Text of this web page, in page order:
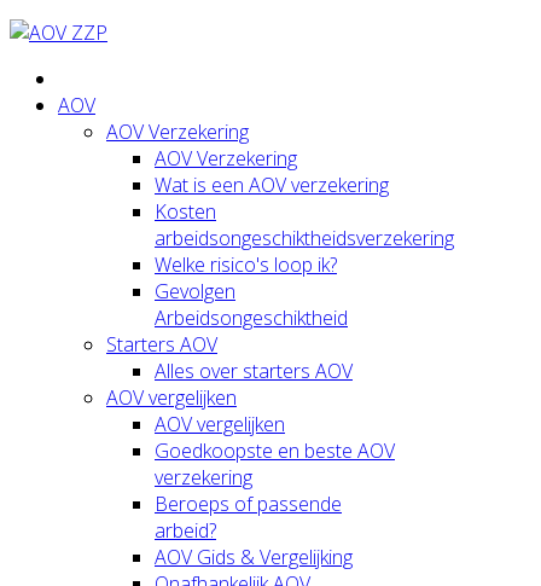
AOV
AOV Verzekering
AOV Verzekering
Wat is een AOV verzekering
Kosten
arbeidsongeschiktheidsverzekering
Welke risico's loop ik?
Gevolgen
Arbeidsongeschiktheid
Starters AOV
Alles over starters AOV
AOV vergelijken
AOV vergelijken
Goedkoopste en beste AOV
verzekering
Beroeps of passende
arbeid?
AOV Gids & Vergelijking